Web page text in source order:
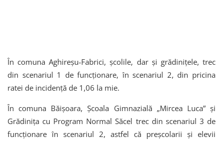
În comuna Aghireșu-Fabrici, școlile, dar și grădinițele, trec
din scenariul 1 de funcționare, în scenariul 2, din pricina
ratei de incidență de 1,06 la mie.
În comuna Băișoara, Școala Gimnazială „Mircea Luca” și
Grădinița cu Program Normal Săcel trec din scenariul 3 de
funcționare în scenariul 2, astfel că preșcolarii și elevii